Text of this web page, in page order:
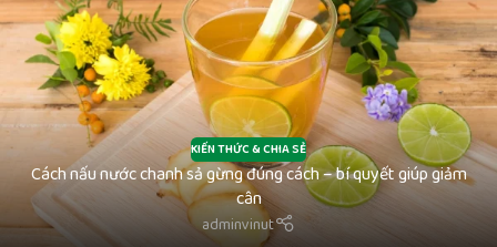
KIẾN THỨC & CHIA SẺ
Cách nấu nước chanh sả gừng đúng cách – bí quyết giúp giảm
cân
adminvinut